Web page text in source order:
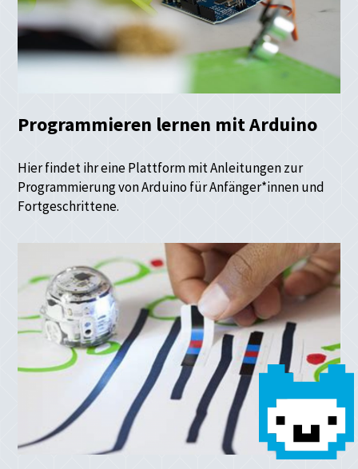
Programmieren lernen mit Arduino
Hier findet ihr eine Plattform mit Anleitungen zur
Programmierung von Arduino für Anfänger*innen und
Fortgeschrittene.